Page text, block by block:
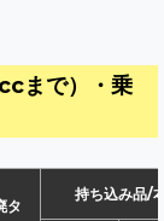
まで）・乗
タ
持ち込み品/